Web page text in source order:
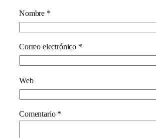
Nombre *
Correo electrónico *
Web
Comentario *